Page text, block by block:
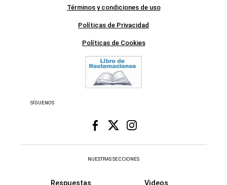
Términos y condiciones de uso
Políticas de Privacidad
Políticas de Cookies
SÍGUENOS
NUESTRAS SECCIONES
Respuestas Videos